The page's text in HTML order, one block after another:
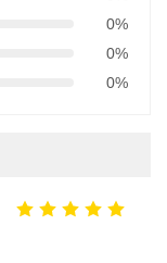
0%
0%
0%